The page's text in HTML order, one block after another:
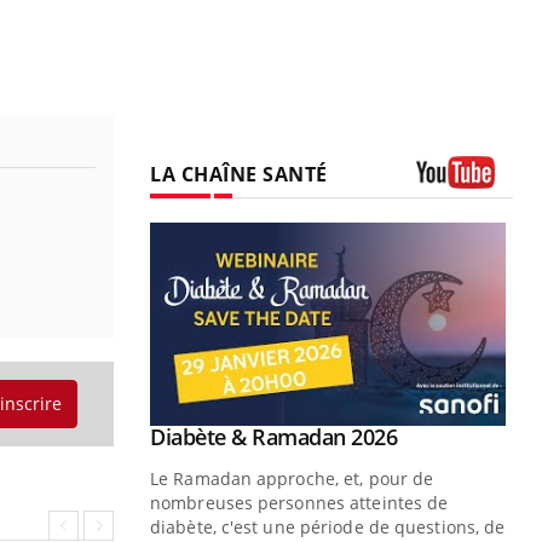
LA CHAÎNE SANTÉ
: se
piscine,
Youtube
Diabète & Ramadan 2026Youtube
Le Ramadan approche, et, pour de
nombreuses personnes atteintes de
diabète, c'est une période de questions, de